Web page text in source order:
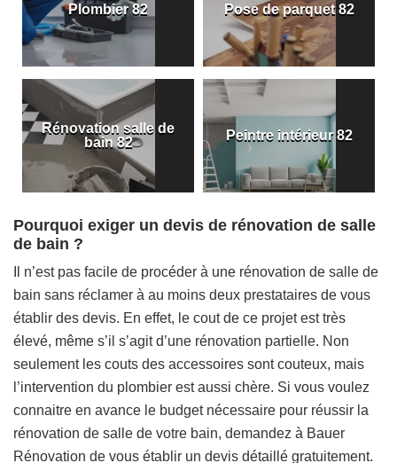
Plombier 82 Pose de parquet 82
Rénovation salle de
bain 82
Peintre intérieur 82
Pourquoi exiger un devis de rénovation de salle
de bain ?
Il n’est pas facile de procéder à une rénovation de salle de
bain sans réclamer à au moins deux prestataires de vous
établir des devis. En effet, le cout de ce projet est très
élevé, même s’il s’agit d’une rénovation partielle. Non
seulement les couts des accessoires sont couteux, mais
l’intervention du plombier est aussi chère. Si vous voulez
connaitre en avance le budget nécessaire pour réussir la
rénovation de salle de votre bain, demandez à Bauer
Rénovation de vous établir un devis détaillé gratuitement.